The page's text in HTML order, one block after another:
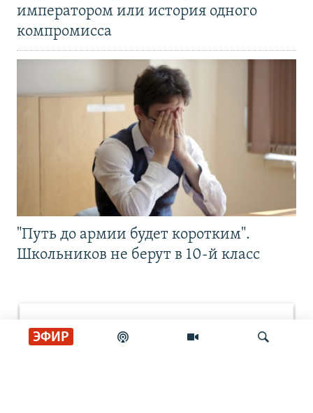
ЭФИР
императором или история одного
компромисса
"Путь до армии будет коротким".
Школьников не берут в 10-й класс